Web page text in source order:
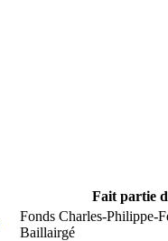
Fait partie
Fonds Charles-Philippe-
Baillairgé